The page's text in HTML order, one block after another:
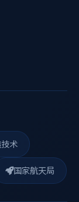
术
国家航天局